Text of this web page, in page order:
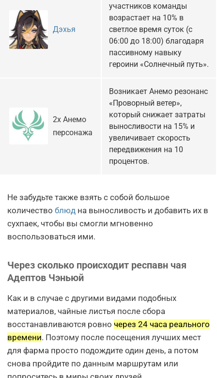
Дэхья
участников команды
возрастает на 10% в
светлое время суток (с
06:00 до 18:00) благодаря
пассивному навыку
героини «Солнечный путь».
2х Анемо
персонажа
Возникает Анемо резонанс
«Проворный ветер»,
который снижает затраты
выносливости на 15% и
увеличивает скорость
передвижения на 10
процентов.
Не забудьте также взять с собой большое
количество блюд на выносливость и добавить их в
сухпаек, чтобы вы смогли мгновенно
воспользоваться ими.
Через сколько происходит респавн чая
Адептов Чэньюй
Как и в случае с другими видами подобных
материалов, чайные листья после сбора
восстанавливаются ровно через 24 часа реального
времени. Поэтому после посещения лучших мест
для фарма просто подождите один день, а потом
снова пройдите по данным маршрутам или